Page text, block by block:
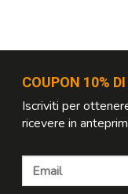
4,03 €
COUPON 10%
Iscriviti per
ricevere in